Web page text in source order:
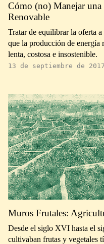
Cómo (no) Manejar
Renovable
Tratar de equilibrar la oferta
que la producción de energía
lenta, costosa e insostenible.
13 de septiembre de 2017
Muros Frutales:
Desde el siglo XVI hasta el
cultivaban frutas y vegetales